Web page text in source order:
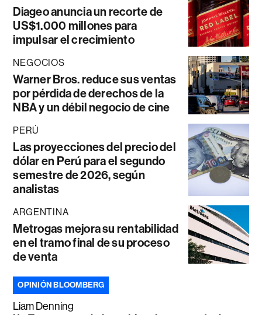
Diageo anuncia un recorte de
US$1.000 millones para
impulsar el crecimiento
NEGOCIOS
Warner Bros. reduce sus ventas
por pérdida de derechos de la
NBA y un débil negocio de cine
PERÚ
Las proyecciones del precio del
dólar en Perú para el segundo
semestre de 2026, según
analistas
ARGENTINA
Metrogas mejora su rentabilidad
en el tramo final de su proceso
de venta
OPINIÓN BLOOMBERG
Liam Denning